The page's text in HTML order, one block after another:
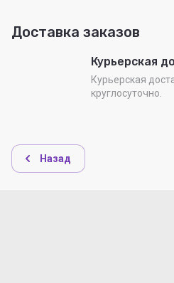
Доставка заказов
Курьерская
Курьерская
круглосуточно.
Назад